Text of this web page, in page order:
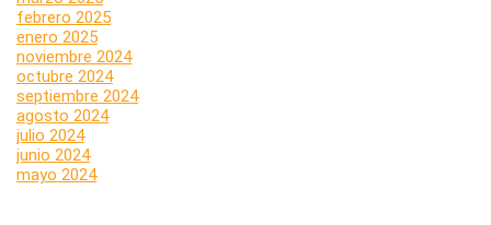
febrero 2025
enero 2025
noviembre 2024
octubre 2024
septiembre 2024
agosto 2024
julio 2024
junio 2024
mayo 2024